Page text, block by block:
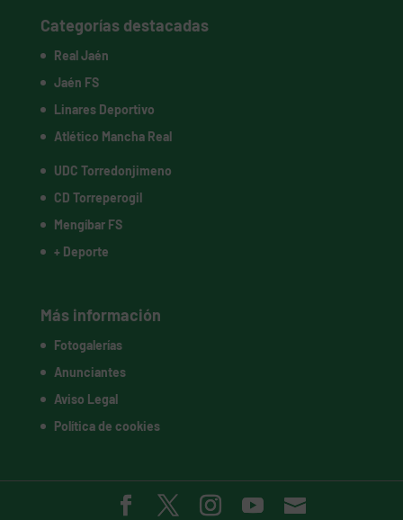
Categorías destacadas
Real Jaén
Jaén FS
Linares Deportivo
Atlético Mancha Real
UDC Torredonjimeno
CD Torreperogil
Mengíbar FS
+ Deporte
Más información
Fotogalerías
Anunciantes
Aviso Legal
Política de cookies